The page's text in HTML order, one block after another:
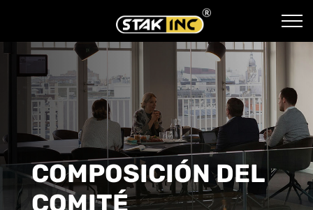
COMPOSICIÓN DEL
COMITÉ